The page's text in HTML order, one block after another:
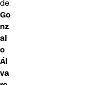
de
Go
nz
al
o
Ál
va